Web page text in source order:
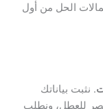
الحل من أول
. نثبت بياناتك
للعطل، ونطلب